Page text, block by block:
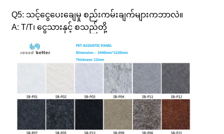
Q5: သင့်ငွေပေးချေမှု စည်းကမ်းချက်များကဘာလဲ။
A: T/T၊ ငွေသားနှင့် စသည်တို့